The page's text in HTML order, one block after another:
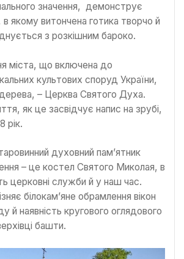
значення, демонструє
в якому витончена готика творчо й
з розкішним бароко.
міста, що включена до
культових споруд України,
– Церква Святого Духа.
як це засвідчує напис на зрубі,
рік.
духовний пам’ятник
– це костел Святого Миколая, в
церковні служби й у наш час.
білокам’яне обрамлення вікон
й наявність кругового оглядового
башти.